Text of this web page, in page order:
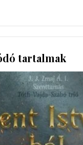
tartalmak